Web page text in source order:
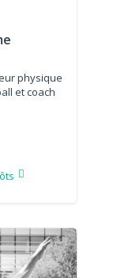
physique
et coach